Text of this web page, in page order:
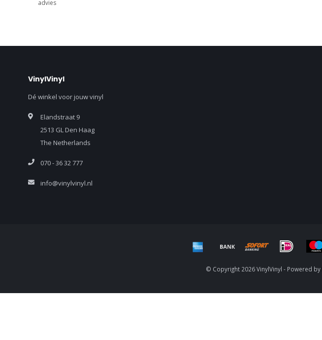
advies
VinylVinyl
Dé winkel voor jouw vinyl
Elandstraat 9
2513 GL Den Haag
The Netherlands
070 - 36 32 777
info@vinylvinyl.nl
© Copyright 2026 VinylVinyl - Powered by